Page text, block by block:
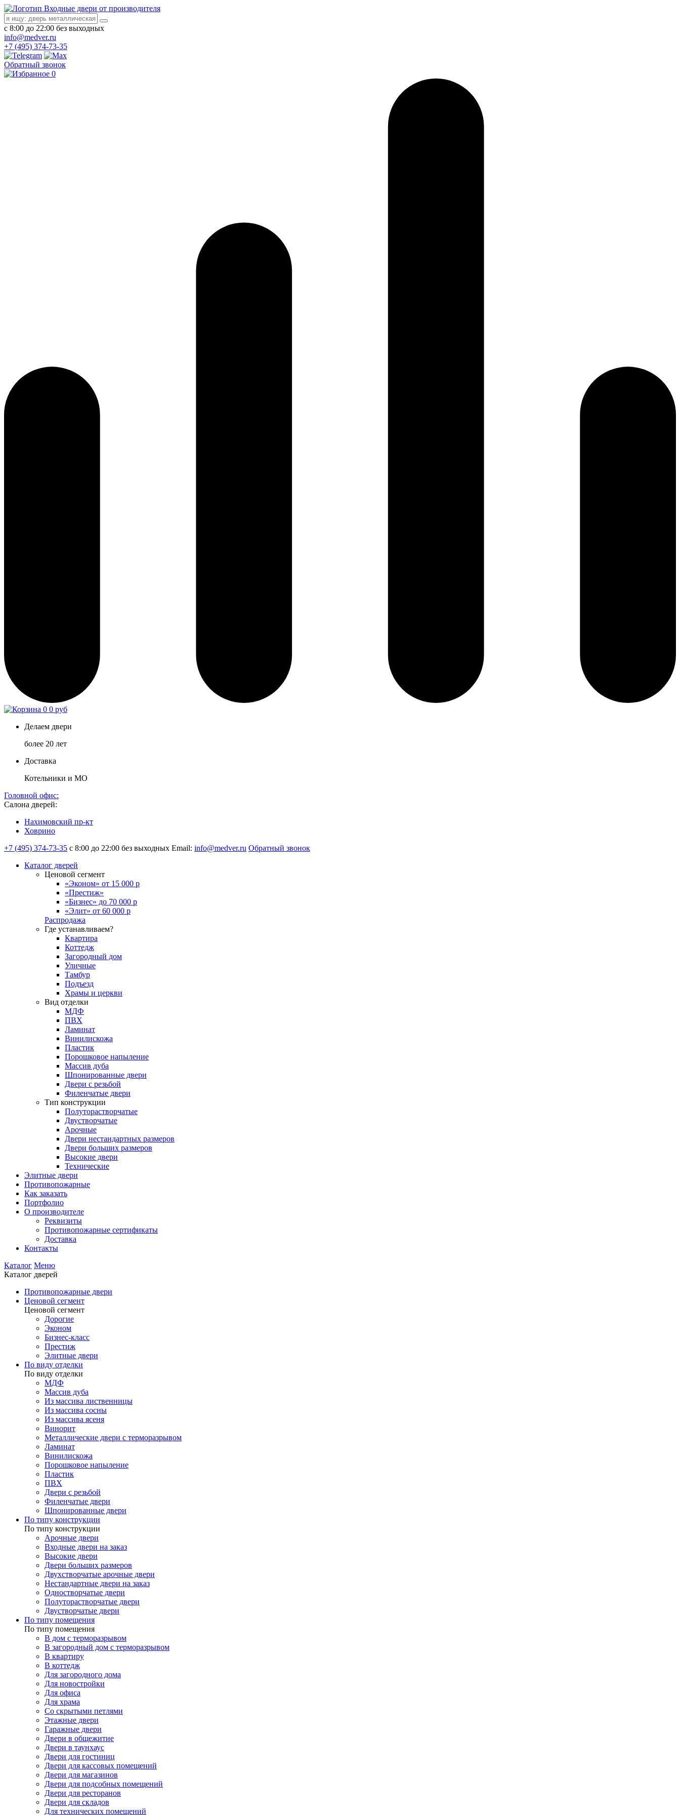
Входные двери от производителя
с 8:00 до 22:00 без выходных
info@medver.ru
+7 (495) 374-73-35
Обратный звонок
0
0 0 руб
Делаем двери
более 20 лет
Доставка
Котельники и МО
Головной офис:
Салона дверей:
Нахимовский пр-кт
Ховрино
+7 (495) 374-73-35 с 8:00 до 22:00 без выходных Email: info@medver.ru Обратный звонок
Каталог дверей
Ценовой сегмент
«Эконом» от 15 000 р
«Престиж»
«Бизнес» до 70 000 р
«Элит» от 60 000 р
Распродажа
Где устанавливаем?
Квартира
Коттедж
Загородный дом
Уличные
Тамбур
Подъезд
Храмы и церкви
Вид отделки
МДФ
ПВХ
Ламинат
Винилискожа
Пластик
Порошковое напыление
Массив дуба
Шпонированные двери
Двери с резьбой
Филенчатые двери
Тип конструкции
Полуторастворчатые
Двустворчатые
Арочные
Двери нестандартных размеров
Двери больших размеров
Высокие двери
Технические
Элитные двери
Противопожарные
Как заказать
Портфолио
О производителе
Реквизиты
Противопожарные сертификаты
Доставка
Контакты
Каталог Меню
Каталог дверей
Противопожарные двери
Ценовой сегмент
Ценовой сегмент
Дорогие
Эконом
Бизнес-класс
Престиж
Элитные двери
По виду отделки
По виду отделки
МДФ
Массив дуба
Из массива лиственницы
Из массива сосны
Из массива ясеня
Винорит
Металлические двери с терморазрывом
Ламинат
Винилискожа
Порошковое напыление
Пластик
ПВХ
Двери с резьбой
Филенчатые двери
Шпонированные двери
По типу конструкции
По типу конструкции
Арочные двери
Входные двери на заказ
Высокие двери
Двери больших размеров
Двухстворчатые арочные двери
Нестандартные двери на заказ
Одностворчатые двери
Полуторастворчатые двери
Двустворчатые двери
По типу помещения
По типу помещения
В дом с терморазрывом
В загородный дом с терморазрывом
В квартиру
В коттедж
Для загородного дома
Для новостройки
Для офиса
Для храма
Со скрытыми петлями
Этажные двери
Гаражные двери
Двери в общежитие
Двери в таунхаус
Двери для гостиниц
Двери для кассовых помещений
Двери для магазинов
Двери для подсобных помещений
Двери для ресторанов
Двери для складов
Для технических помещений